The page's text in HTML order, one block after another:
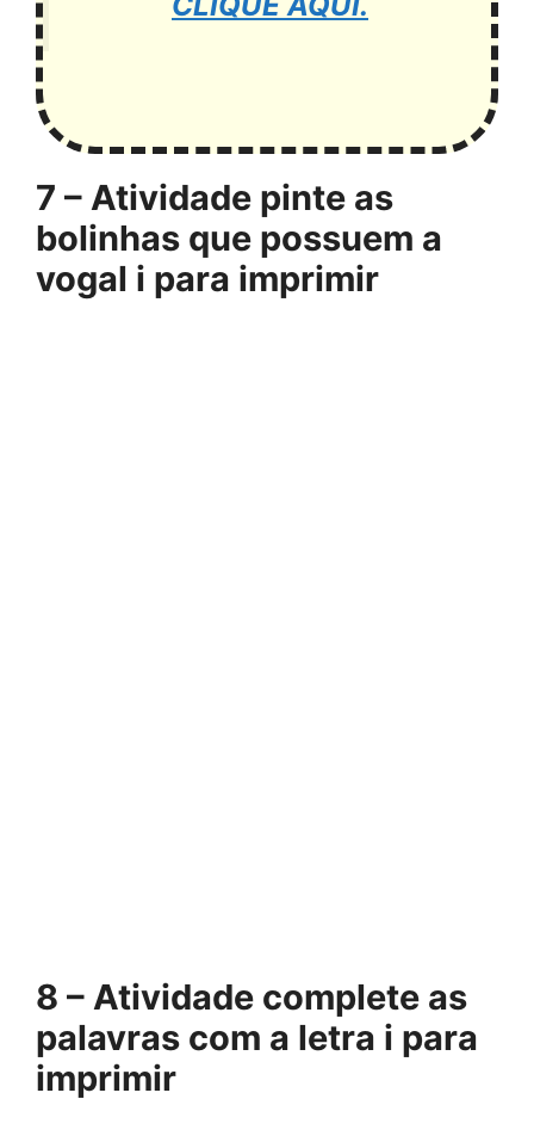
7 – Atividade pinte as
bolinhas que possuem a
vogal i para imprimir
8 – Atividade complete as
palavras com a letra i para
imprimir